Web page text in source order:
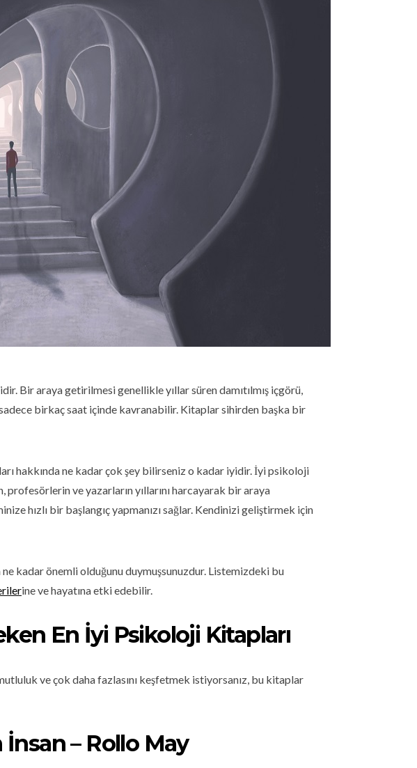
Bir araya getirilmesi genellikle yıllar süren damıtılmış içgörü,
birkaç saat içinde kavranabilir. Kitaplar sihirden başka bir
hakkında ne kadar çok şey bilirseniz o kadar iyidir. İyi psikoloji
profesörlerin ve yazarların yıllarını harcayarak bir araya
hızlı bir başlangıç yapmanızı sağlar. Kendinizi geliştirmek için
ne kadar önemli olduğunu duymuşsunuzdur. Listemizdeki bu
ine ve hayatına etki edebilir.
En İyi Psikoloji Kitapları
ve çok daha fazlasını keşfetmek istiyorsanız, bu kitaplar
– Rollo May